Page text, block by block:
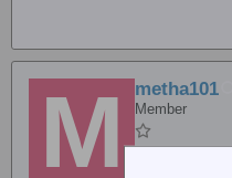
metha101
Member